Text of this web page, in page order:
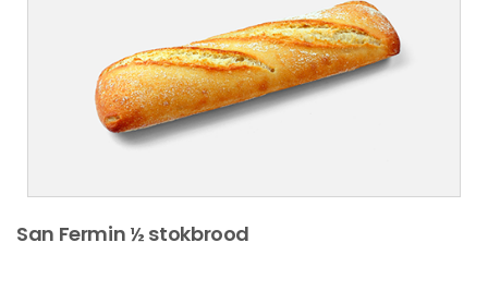
San Fermin ½ stokbrood